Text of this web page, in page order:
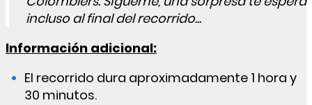
incluso al final del recorrido...
Información adicional:
El recorrido dura aproximadamente 1 hora y
30 minutos.